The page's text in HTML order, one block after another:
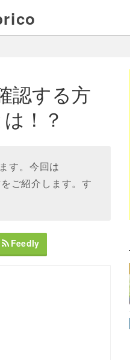
認する方
！？
す。今回は
ご紹介します。す
Feedly